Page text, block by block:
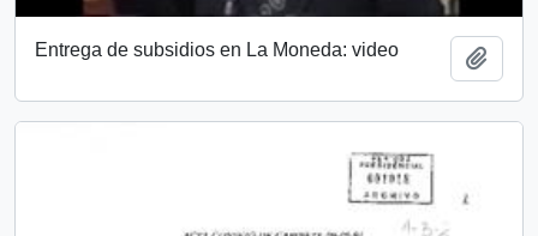
Entrega de subsidios en La Moneda: video